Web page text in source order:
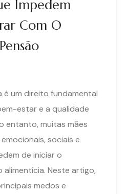
Impedem
Com O
é um direito fundamental
estar e a qualidade
entanto, muitas mães
sociais e
de iniciar o
Neste artigo,
medos e